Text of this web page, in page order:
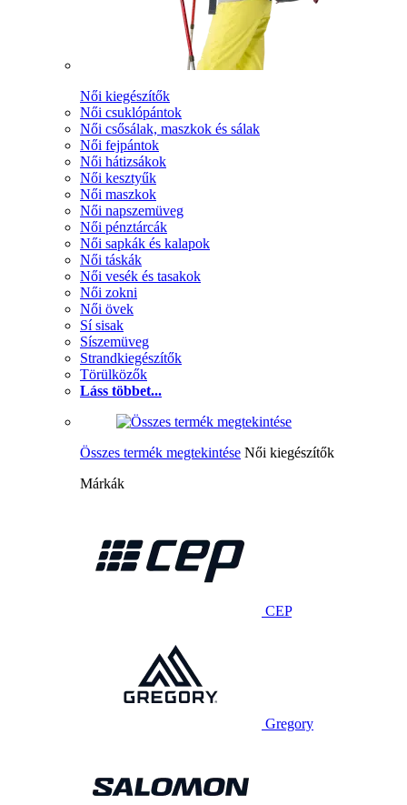
Női kiegészítők
Női csuklópántok
Női csősálak, maszkok és sálak
Női fejpántok
Női hátizsákok
Női kesztyűk
Női maszkok
Női napszemüveg
Női pénztárcák
Női sapkák és kalapok
Női táskák
Női vesék és tasakok
Női zokni
Női övek
Sí sisak
Síszemüveg
Strandkiegészítők
Törülközők
Láss többet...
Összes termék megtekintése Női kiegészítők
Márkák
CEP
Gregory